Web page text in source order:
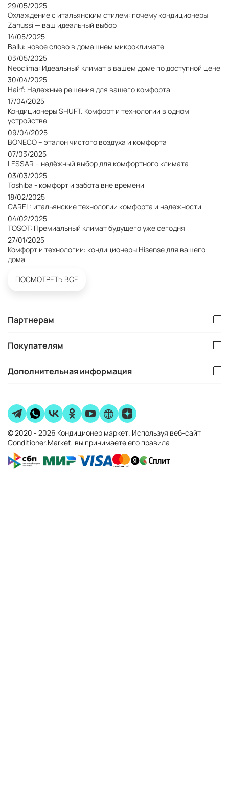
29/05/2025
Охлаждение с итальянским стилем: почему кондиционеры
Zanussi — ваш идеальный выбор
14/05/2025
Ballu: новое слово в домашнем микроклимате
03/05/2025
Neoclima: Идеальный климат в вашем доме по доступной цене
30/04/2025
Hairf: Надежные решения для вашего комфорта
17/04/2025
Кондиционеры SHUFT. Комфорт и технологии в одном
устройстве
09/04/2025
BONECO – эталон чистого воздуха и комфорта
07/03/2025
LESSAR – надёжный выбор для комфортного климата
03/03/2025
Toshiba - комфорт и забота вне времени
18/02/2025
CAREL: итальянские технологии комфорта и надежности
04/02/2025
TOSOT: Премиальный климат будущего уже сегодня
27/01/2025
Комфорт и технологии: кондиционеры Hisense для вашего
дома
ПОСМОТРЕТЬ ВСЕ
Партнерам
Покупателям
Дополнительная информация
© 2020 - 2026 Кондиционер маркет. Используя веб-сайт
Conditioner.Market, вы принимаете его правила